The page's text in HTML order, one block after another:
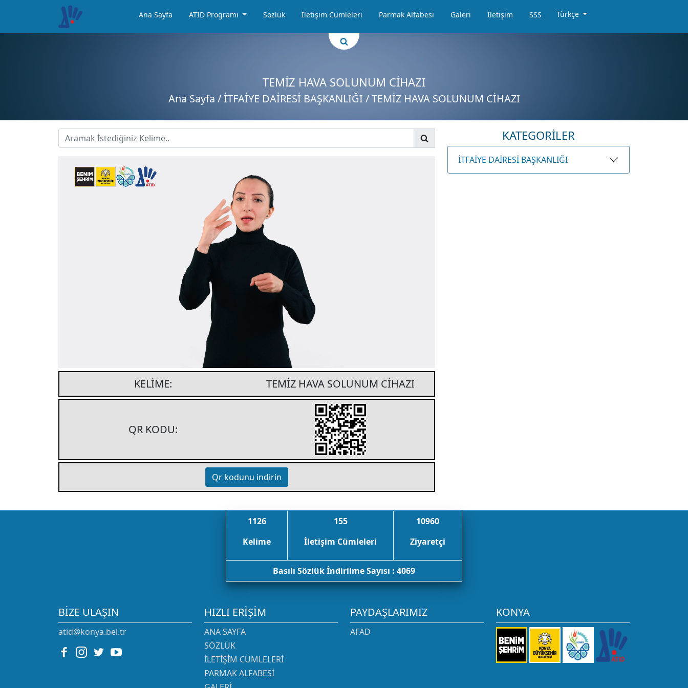
Ana Sayfa ATİD Programı Sözlük İletişim Cümleleri Parmak Alfabesi Galeri İletişim SSS Türkçe
TEMİZ HAVA SOLUNUM CİHAZI
Ana Sayfa / İTFAİYE DAİRESİ BAŞKANLIĞI / TEMİZ HAVA SOLUNUM CİHAZI
KELIME: TEMİZ HAVA SOLUNUM CİHAZI
QR KODU:
Qr kodunu indirin
KATEGORİLER
İTFAİYE DAİRESİ BAŞKANLIĞI
1126
Kelime
155
İletişim Cümleleri
10960
Ziyaretçi
Basılı Sözlük İndirilme Sayısı : 4069
BIZE ULAŞIN
atid@konya.bel.tr
HIZLI ERIŞIM
ANA SAYFA
SÖZLÜK
İLETIŞIM CÜMLELERI
PARMAK ALFABESI
PAYDAŞLARIMIZ
AFAD
KONYA